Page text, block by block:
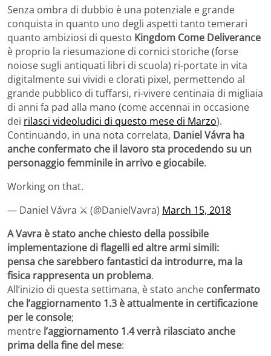
Senza ombra di dubbio è una potenziale e grande
conquista in quanto uno degli aspetti tanto temerari
quanto ambiziosi di questo Kingdom Come Deliverance
è proprio la riesumazione di cornici storiche (forse
noiose sugli antiquati libri di scuola) ri-portate in vita
digitalmente sui vividi e clorati pixel, permettendo al
grande pubblico di tuffarsi, ri-vivere centinaia di migliaia
di anni fa pad alla mano (come accennai in occasione
dei rilasci videoludici di questo mese di Marzo).
Continuando, in una nota correlata, Daniel Vávra ha
anche confermato che il lavoro sta procedendo su un
personaggio femminile in arrivo e giocabile.
Working on that.
— Daniel Vávra ⚔ (@DanielVavra) March 15, 2018
A Vavra è stato anche chiesto della possibile
implementazione di flagelli ed altre armi simili:
pensa che sarebbero fantastici da introdurre, ma la
fisica rappresenta un problema.
All’inizio di questa settimana, è stato anche confermato
che l’aggiornamento 1.3 è attualmente in certificazione
per le console;
mentre l’aggiornamento 1.4 verrà rilasciato anche
prima della fine del mese: